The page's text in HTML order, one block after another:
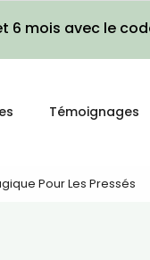
6 mois avec le
Témoignages
Pour Les Pressés